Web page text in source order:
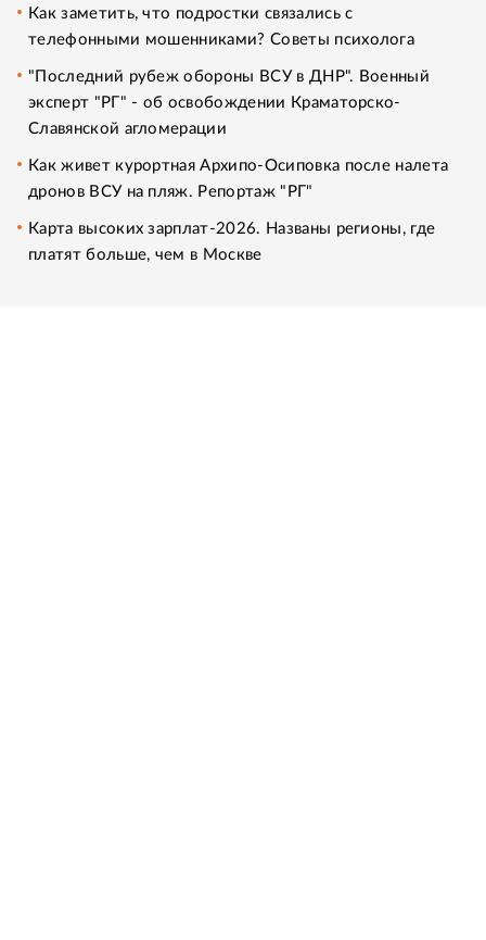
Как заметить, что подростки связались с
телефонными мошенниками? Советы психолога
"Последний рубеж обороны ВСУ в ДНР". Военный
эксперт "РГ" - об освобождении Краматорско-
Славянской агломерации
Как живет курортная Архипо-Осиповка после налета
дронов ВСУ на пляж. Репортаж "РГ"
Карта высоких зарплат-2026. Названы регионы, где
платят больше, чем в Москве